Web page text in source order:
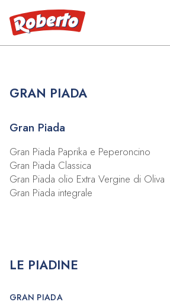
GRAN PIADA
Gran Piada
Gran Piada Paprika e Peperoncino
Gran Piada Classica
Gran Piada olio Extra Vergine di Oliva
Gran Piada integrale
LE PIADINE
GRAN PIADA